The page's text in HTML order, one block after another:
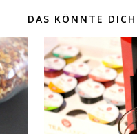
DAS KÖNNTE